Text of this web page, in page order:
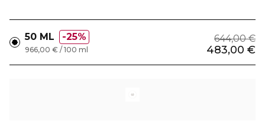
50 ML 25% 644,00 €
483,00 €
966,00 € / 100 ml